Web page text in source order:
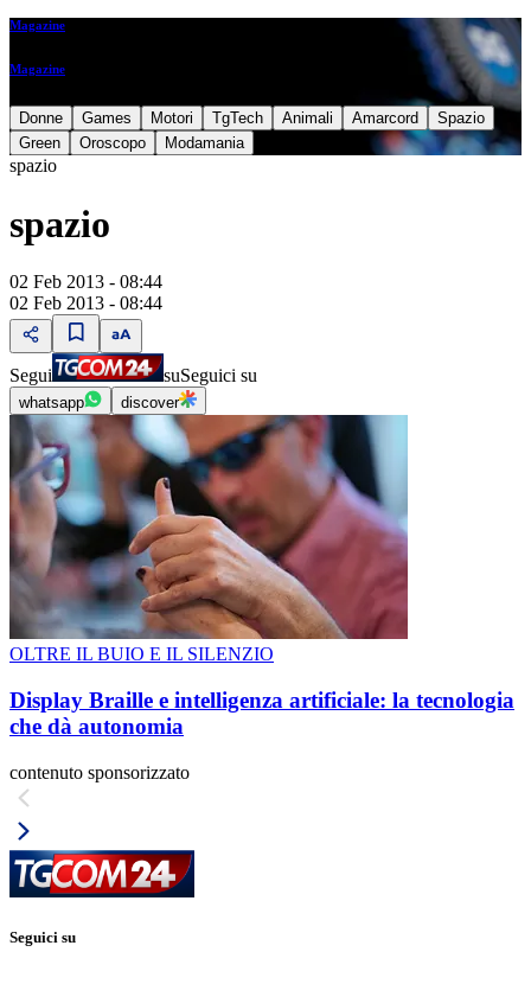
Magazine
Magazine
Donne Games Motori TgTech Animali Amarcord
Spazio
Green
Oroscopo Modamania
spazio
spazio
02 Feb 2013 - 08:44
02 Feb 2013 - 08:44
Segui suSeguici su
whatsapp discover
OLTRE IL BUIO E IL SILENZIO
Display Braille e intelligenza artificiale: la tecnologia
che dà autonomia
contenuto sponsorizzato
Seguici su